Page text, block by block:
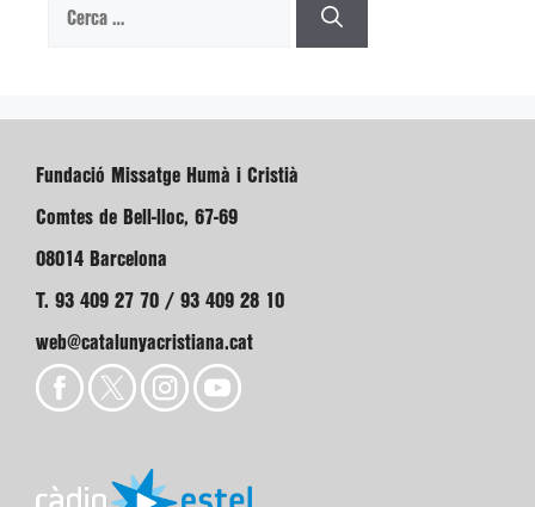
Cerca:
Fundació Missatge Humà i Cristià
Comtes de Bell-lloc, 67-69
08014 Barcelona
T. 93 409 27 70 / 93 409 28 10
web@catalunyacristiana.cat